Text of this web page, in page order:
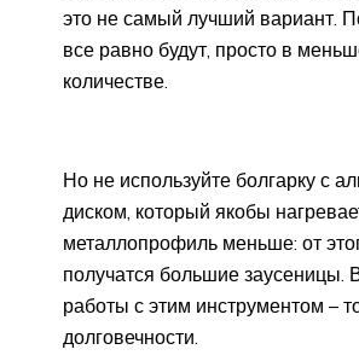
это не самый лучший вариант.
все равно будут, просто в
количестве.
Но не используйте болгарку с
диском, который якобы
металлопрофиль меньше: от
получатся большие заусеницы.
работы с этим инструментом –
долговечности.